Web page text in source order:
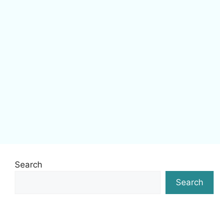
Search
Search